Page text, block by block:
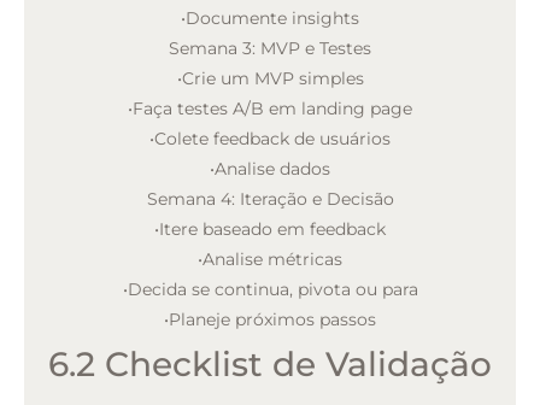
•Documente insights
Semana 3: MVP e Testes
•Crie um MVP simples
•Faça testes A/B em landing page
•Colete feedback de usuários
•Analise dados
Semana 4: Iteração e Decisão
•Itere baseado em feedback
•Analise métricas
•Decida se continua, pivota ou para
•Planeje próximos passos
6.2 Checklist de Validação